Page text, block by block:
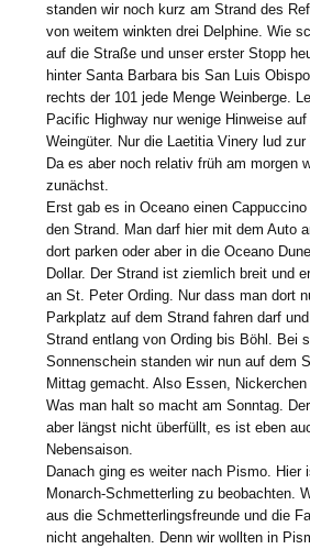
standen wir noch kurz am Strand des
von weitem winkten drei Delphine. Wie
auf die Straße und unser erster Stopp
hinter Santa Barbara bis San Luis
rechts der 101 jede Menge Weinberge.
Pacific Highway nur wenige Hinweise
Weingüter. Nur die Laetitia Vinery lud
Da es aber noch relativ früh am morgen
zunächst.
Erst gab es in Oceano einen
den Strand. Man darf hier mit dem Auto
dort parken oder aber in die Oceano
Dollar. Der Strand ist ziemlich breit und
an St. Peter Ording. Nur dass man dort
Parkplatz auf dem Strand fahren darf
Strand entlang von Ording bis Böhl. Bei
Sonnenschein standen wir nun auf dem
Mittag gemacht. Also Essen,
Was man halt so macht am Sonntag.
aber längst nicht überfüllt, es ist eben
Nebensaison.
Danach ging es weiter nach Pismo. Hier
Monarch-Schmetterling zu beobachten.
aus die Schmetterlingsfreunde und die
nicht angehalten. Denn wir wollten in